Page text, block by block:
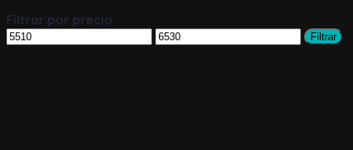
Filtrar por precio
Filtrar